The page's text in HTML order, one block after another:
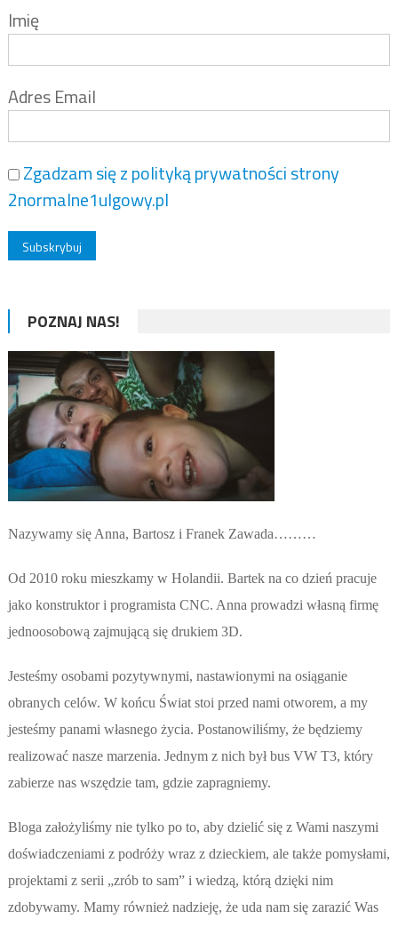
Imię
Adres Email
Zgadzam się z polityką prywatności strony
2normalne1ulgowy.pl
POZNAJ NAS!
Nazywamy się Anna, Bartosz i Franek Zawada………
Od 2010 roku mieszkamy w Holandii. Bartek na co dzień pracuje
jako konstruktor i programista CNC. Anna prowadzi własną firmę
jednoosobową zajmującą się drukiem 3D.
Jesteśmy osobami pozytywnymi, nastawionymi na osiąganie
obranych celów. W końcu Świat stoi przed nami otworem, a my
jesteśmy panami własnego życia. Postanowiliśmy, że będziemy
realizować nasze marzenia. Jednym z nich był bus VW T3, który
zabierze nas wszędzie tam, gdzie zapragniemy.
Bloga założyliśmy nie tylko po to, aby dzielić się z Wami naszymi
doświadczeniami z podróży wraz z dzieckiem, ale także pomysłami,
projektami z serii „zrób to sam” i wiedzą, którą dzięki nim
zdobywamy. Mamy również nadzieję, że uda nam się zarazić Was